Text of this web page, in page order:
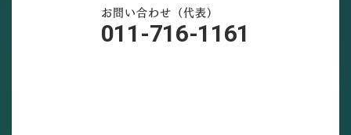
お問い合わせ（代表）
011-716-1161